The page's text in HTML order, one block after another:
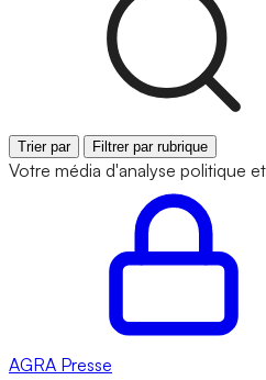
Trier par Filtrer par rubrique
Votre média d'analyse politique
AGRA Presse